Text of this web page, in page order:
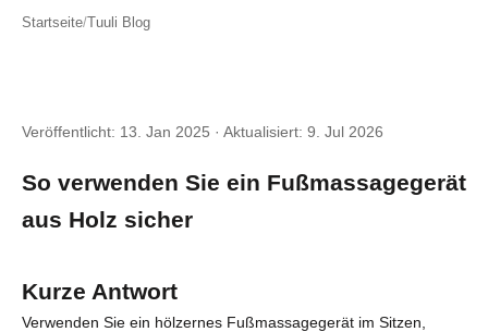
Startseite/Tuuli Blog
Veröffentlicht: 13. Jan 2025 · Aktualisiert: 9. Jul 2026
So verwenden Sie ein Fußmassagegerät
aus Holz sicher
Kurze Antwort
Verwenden Sie ein hölzernes Fußmassagegerät im Sitzen,